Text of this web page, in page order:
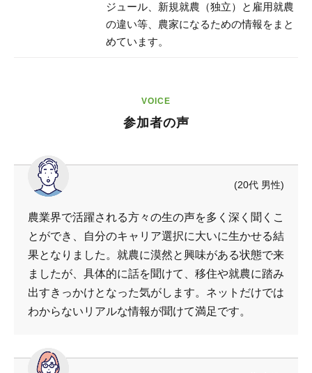
ジュール、新規就農（独立）と雇用就農
の違い等、農家になるための情報をまと
めています。
VOICE
参加者の声
(20代 男性)
農業界で活躍される方々の生の声を多く深く聞くこ
とができ、自分のキャリア選択に大いに生かせる結
果となりました。就農に漠然と興味がある状態で来
ましたが、具体的に話を聞けて、移住や就農に踏み
出すきっかけとなった気がします。ネットだけでは
わからないリアルな情報が聞けて満足です。